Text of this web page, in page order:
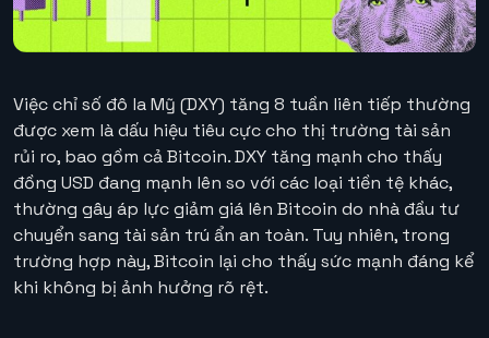
Việc chỉ số đô la Mỹ (DXY) tăng 8 tuần liên tiếp thường
được xem là dấu hiệu tiêu cực cho thị trường tài sản
rủi ro, bao gồm cả Bitcoin. DXY tăng mạnh cho thấy
đồng USD đang mạnh lên so với các loại tiền tệ khác,
thường gây áp lực giảm giá lên Bitcoin do nhà đầu tư
chuyển sang tài sản trú ẩn an toàn. Tuy nhiên, trong
trường hợp này, Bitcoin lại cho thấy sức mạnh đáng kể
khi không bị ảnh hưởng rõ rệt.